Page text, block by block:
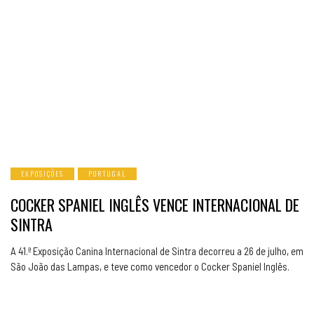
EXPOSIÇÕES PORTUGAL
COCKER SPANIEL INGLÊS VENCE INTERNACIONAL DE
SINTRA
A 41.ª Exposição Canina Internacional de Sintra decorreu a 26 de julho, em
São João das Lampas, e teve como vencedor o Cocker Spaniel Inglês.